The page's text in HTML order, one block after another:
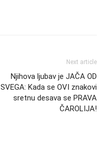
Next article
Njihova ljubav je JAČA OD
SVEGA: Kada se OVI znakovi
sretnu desava se PRAVA
ČAROLIJA!